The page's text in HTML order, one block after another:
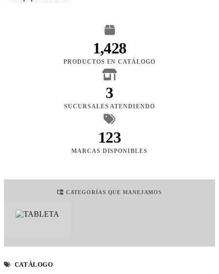
1,428
PRODUCTOS EN CATÁLOGO
3
SUCURSALES ATENDIENDO
123
MARCAS DISPONIBLES
CATEGORÍAS QUE MANEJAMOS
CATÁLOGO